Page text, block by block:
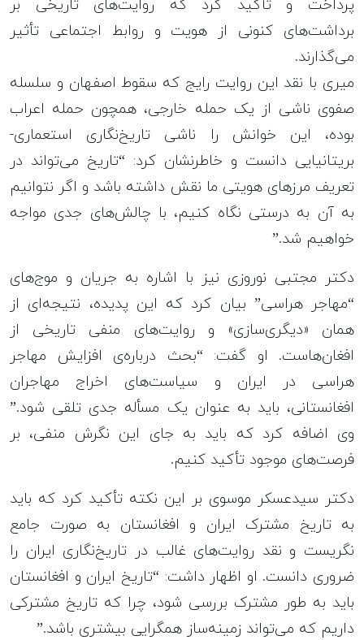
پرداخت و تأکید کرد که روایت‌های تاریخی بر
برداشت‌های کنونی از هویت و روابط اجتماعی تأثیر
می‌گذارند.
میری با نقد این روایت رایج که سقوط اصفهان و سلسله
صفوی ناشی از یک حمله خارجی، همچون حمله اعراب
بوده، این خوانش را ناشی تاریخ‌نگاری استعماری-
بریتانیایی دانست و خاطرنشان کرد: “تاریخ می‌تواند در
تعریف مرزهای هویتی ما نقش داشته باشد و اگر نتوانیم
به آن به درستی نگاه کنیم، با چالش‌های جدی مواجه
خواهیم شد.”
دکتر مجتبی نوروزی نیز با اشاره به جریان و موج‌های
“مهاجر هراسی” بیان کرد که این پدیده، نتیجه‌ای از
همان «دیگری‌سازی» و روایت‌های منفی تاریخی از
افغان‌هاست. او گفت: “بحث درباره‌ی افزایش مهاجر
هراسی در ایران و سیاست‌های اخراج مهاجران
افغانستانی، باید به عنوان یک مسأله جدی تلقی شود.”
وی اضافه کرد که باید به جای این نگرش منفی، بر
فرصت‌های موجود تأکید کنیم.
دکتر سیدعسکر موسوی بر این نکته تأکید کرد که باید
به تاریخ مشترک ایران و افغانستان به صورت جامع
نگریست و نقد روایت‌های غالب در تاریخ‌نگاری ایران را
ضروری دانست. او اظهار داشت: “تاریخ ایران و افغانستان
باید به طور مشترک بررسی شود، چرا که تاریخ مشترکی
داریم که می‌تواند زمینه‌ساز همگرایی بیشتری باشد.”